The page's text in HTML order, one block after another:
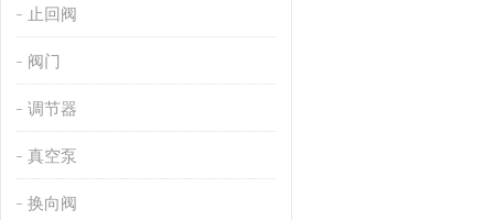
止回阀
阀门
调节器
真空泵
换向阀